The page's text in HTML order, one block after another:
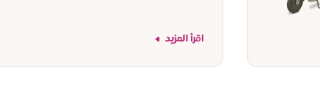
اقرأ المزيد